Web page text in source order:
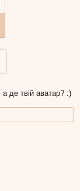
а де твій аватар? :)